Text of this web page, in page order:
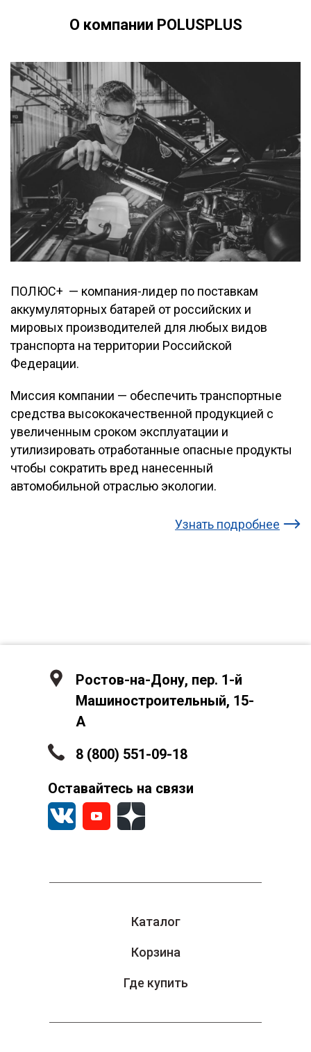
О компании POLUSPLUS
ПОЛЮС+ — компания-лидер по поставкам
аккумуляторных батарей от российских и
мировых производителей для любых видов
транспорта на территории Российской
Федерации.
Миссия компании — обеспечить транспортные
средства высококачественной продукцией с
увеличенным сроком эксплуатации и
утилизировать отработанные опасные продукты
чтобы сократить вред нанесенный
автомобильной отраслью экологии.
Узнать подробнее
Каталог
Корзина
Где купить
Ростов-на-Дону, пер. 1-й
Машиностроительный, 15-
А
8 (800) 551-09-18
Оставайтесь на связи